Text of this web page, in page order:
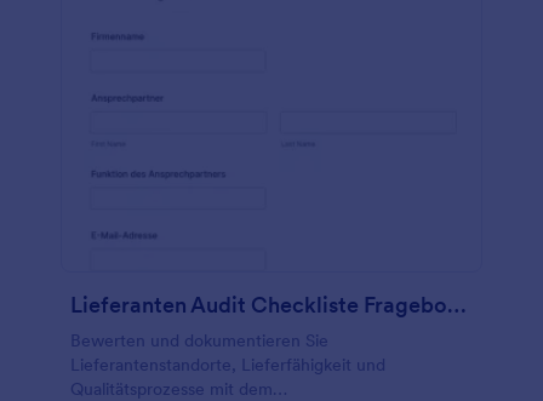
Lieferanten Audit Checkliste Fragebogen
Bewerten und dokumentieren Sie
Lieferantenstandorte, Lieferfähigkeit und
Qualitätsprozesse mit dem